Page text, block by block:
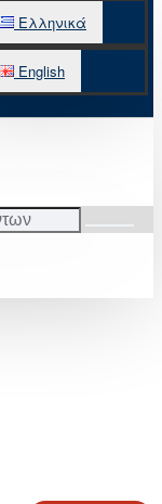
Ελληνικά
English